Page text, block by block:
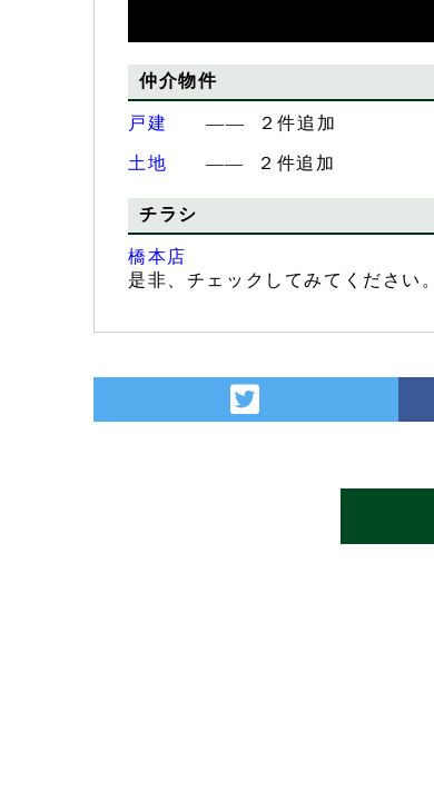
仲介物件
戸建 ―― ２件追加
土地 ―― ２件追加
チラシ
橋本店
是非、チェックしてみてください。